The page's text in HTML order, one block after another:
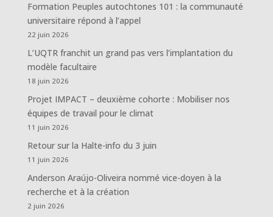
Formation Peuples autochtones 101 : la communauté
universitaire répond à l’appel
22 juin 2026
L’UQTR franchit un grand pas vers l’implantation du
modèle facultaire
18 juin 2026
Projet IMPACT – deuxième cohorte : Mobiliser nos
équipes de travail pour le climat
11 juin 2026
Retour sur la Halte-info du 3 juin
11 juin 2026
Anderson Araújo-Oliveira nommé vice-doyen à la
recherche et à la création
2 juin 2026